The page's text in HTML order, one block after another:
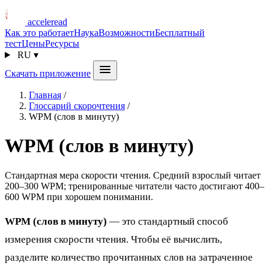
acceleread
Как это работаетНаукаВозможностиБесплатный
тестЦеныРесурсы
RU ▾
Скачать приложение
Главная /
Глоссарий скорочтения /
WPM (слов в минуту)
WPM (слов в минуту)
Стандартная мера скорости чтения. Средний взрослый читает
200–300 WPM; тренированные читатели часто достигают 400–
600 WPM при хорошем понимании.
WPM (слов в минуту) — это стандартный способ
измерения скорости чтения. Чтобы её вычислить,
разделите количество прочитанных слов на затраченное